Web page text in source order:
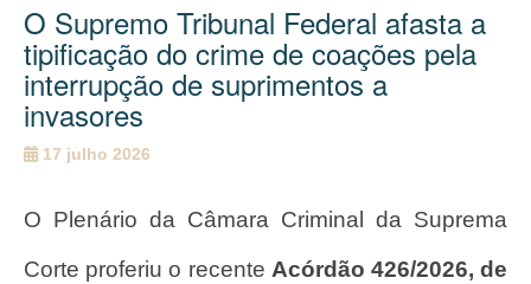
O Supremo Tribunal Federal afasta a
tipificação do crime de coações pela
interrupção de suprimentos a
invasores
17 julho 2026
O Plenário da Câmara Criminal da Suprema
Corte proferiu o recente Acórdão 426/2026, de